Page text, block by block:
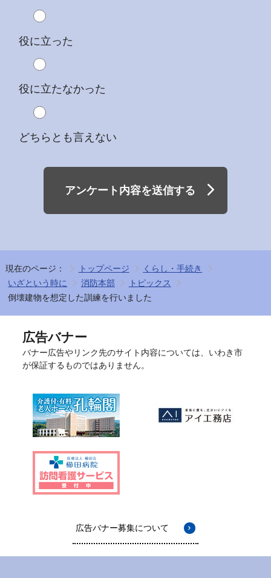
役に立った
役に立たなかった
どちらとも言えない
アンケート内容を送信する
現在のページ： トップページ
くらし・手続き
いざという時に
消防本部
トピックス
倒壊建物を想定した訓練を行いました
広告バナー
バナー広告やリンク先のサイト内容については、いわき市
が保証するものではありません。
広告バナー募集について